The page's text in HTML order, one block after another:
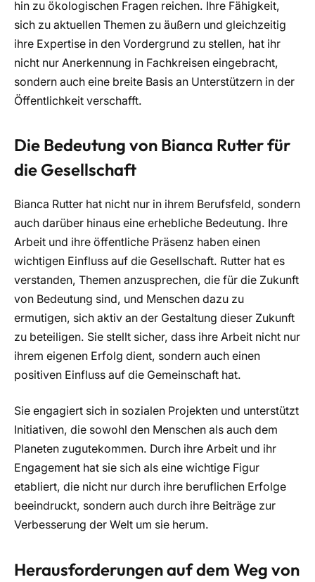
hin zu ökologischen Fragen reichen. Ihre Fähigkeit,
sich zu aktuellen Themen zu äußern und gleichzeitig
ihre Expertise in den Vordergrund zu stellen, hat ihr
nicht nur Anerkennung in Fachkreisen eingebracht,
sondern auch eine breite Basis an Unterstützern in der
Öffentlichkeit verschafft.
Die Bedeutung von Bianca Rutter für
die Gesellschaft
Bianca Rutter hat nicht nur in ihrem Berufsfeld, sondern
auch darüber hinaus eine erhebliche Bedeutung. Ihre
Arbeit und ihre öffentliche Präsenz haben einen
wichtigen Einfluss auf die Gesellschaft. Rutter hat es
verstanden, Themen anzusprechen, die für die Zukunft
von Bedeutung sind, und Menschen dazu zu
ermutigen, sich aktiv an der Gestaltung dieser Zukunft
zu beteiligen. Sie stellt sicher, dass ihre Arbeit nicht nur
ihrem eigenen Erfolg dient, sondern auch einen
positiven Einfluss auf die Gemeinschaft hat.
Sie engagiert sich in sozialen Projekten und unterstützt
Initiativen, die sowohl den Menschen als auch dem
Planeten zugutekommen. Durch ihre Arbeit und ihr
Engagement hat sie sich als eine wichtige Figur
etabliert, die nicht nur durch ihre beruflichen Erfolge
beeindruckt, sondern auch durch ihre Beiträge zur
Verbesserung der Welt um sie herum.
Herausforderungen auf dem Weg von